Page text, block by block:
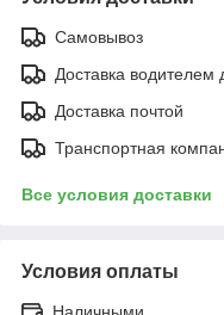
Самовывоз
Доставка водителем
Доставка почтой
Транспортная
Все условия доставки
Условия оплаты
Наличными